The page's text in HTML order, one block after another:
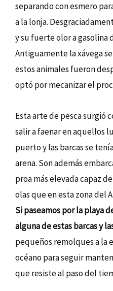
separando con esmero
a la lonja.
y su fuerte olor a gasolina
Antiguamente la xávega
estos animales fueron
optó por mecanizar el
Esta arte de pesca surgió
salir a faenar en aquellos
puerto y las barcas se
arena. Son además
proa más elevada capaz
olas que en esta zona del
Si paseamos por la playa
alguna de estas barcas y
pequeños remolques a la
océano para seguir
que resiste al paso del